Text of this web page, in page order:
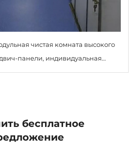
чистая комната высокого
панели, индивидуальная
дверь, «под ключ», услуги по
бесплатное